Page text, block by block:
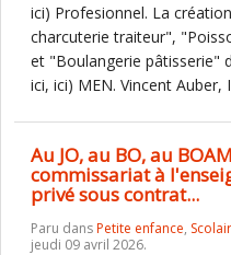
ici) Profesionnel. La
charcuterie traiteur",
et "Boulangerie pâtisserie"
ici, ici) MEN. Vincent Auber,
Au JO, au BO, au
commissariat à
privé sous contrat...
Paru dansPetite enfance,
jeudi 09 avril 2026.